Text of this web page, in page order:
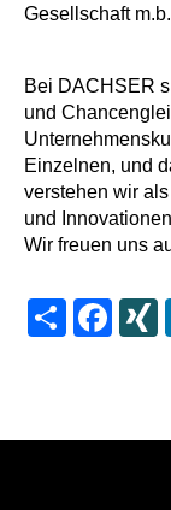
Gesellschaft
Bei DACHSER
und
Einzelnen, und
verstehen wir
und
Wir freuen uns
Share